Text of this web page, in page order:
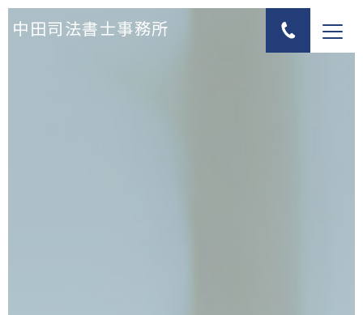
中田司法書士事務所